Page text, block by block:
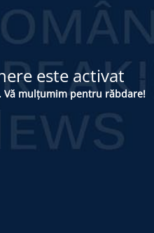
este activat
mulțumim pentru răbdare!